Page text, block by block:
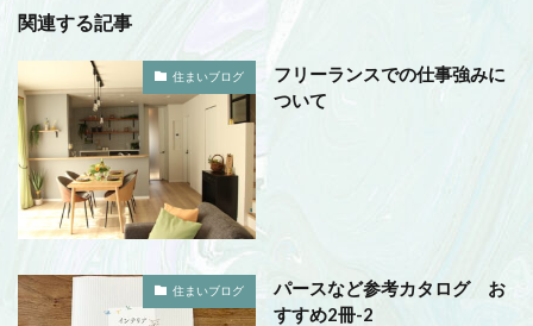
関連する記事
住まいブログ
フリーランスでの仕事強みに
ついて
住まいブログ
パースなど参考カタログ お
すすめ2冊-2